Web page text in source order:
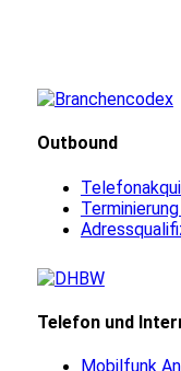
Outbound
Telefon und
Mobilfunk